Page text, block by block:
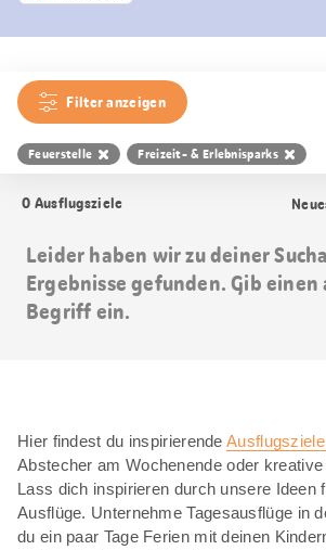
Filter anzeigen
Feuerstelle Freizeit- & Erlebnisparks
0 Ausflugsziele
Leider haben wir zu deiner
Ergebnisse gefunden. Gib einen
Begriff ein.
Hier findest du inspirierende
Abstecher am Wochenende oder
Lass dich inspirieren durch unsere Ideen
Ausflüge. Unternehme Tagesausflüge in
du ein paar Tage Ferien mit deinen